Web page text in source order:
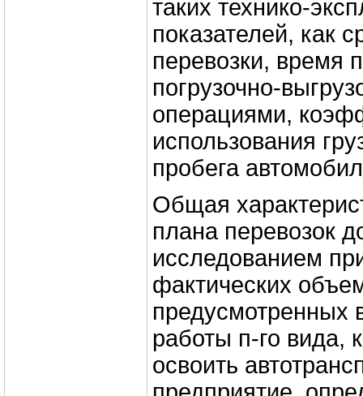
таких технико-
показателей, как
перевозки, время
погрузочно-
операциями,
использования
пробега
Общая
плана перевозок
исследованием
фактических
предусмотренных
работы п-го вида,
освоить